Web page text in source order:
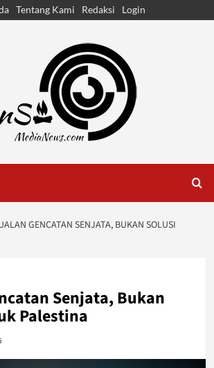
Tentang Kami Redaksi Login
GENCATAN SENJATA, BUKAN SOLUSI
Senjata, Bukan
Palestina